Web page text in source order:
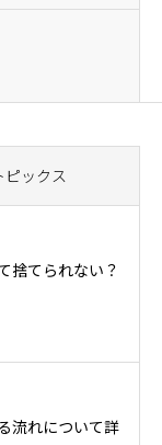
ピックス
捨てられない？
流れについて詳